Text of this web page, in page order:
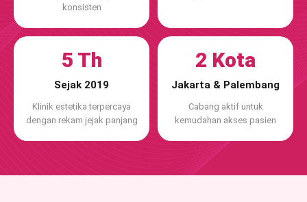
konsisten
5 Th
Sejak 2019
Klinik estetika terpercaya
dengan rekam jejak panjang
2 Kota
Jakarta & Palembang
Cabang aktif untuk
kemudahan akses pasien